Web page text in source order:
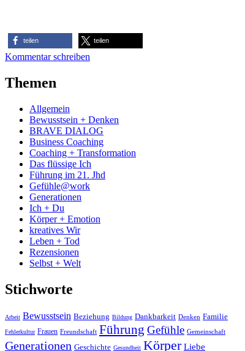
teilen teilen
Kommentar schreiben
Themen
Allgemein
Bewusstsein + Denken
BRAVE DIALOG
Business Coaching
Coaching + Transformation
Das flüssige Ich
Führung im 21. Jhd
Gefühle@work
Generationen
Ich + Du
Körper + Emotion
kreatives Wir
Leben + Tod
Rezensionen
Selbst + Welt
Stichworte
Arbeit Bewusstsein Beziehung Bildung Dankbarkeit Denken Familie
Fehlerkultur Frauen Freundschaft Führung Gefühle Gemeinschaft
Generationen Geschichte Gesundheit Körper Liebe